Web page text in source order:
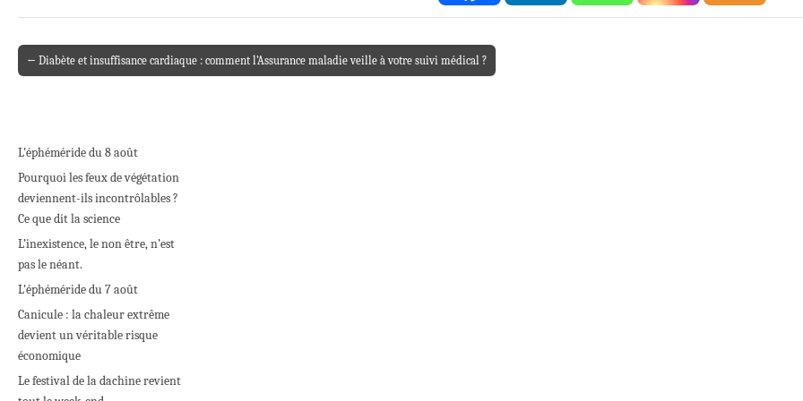
Post navigation
← Diabète et insuffisance cardiaque : comment l’Assurance maladie veille à votre suivi médical ?
L’éphéméride du 8 août
Pourquoi les feux de végétation
deviennent-ils incontrôlables ?
Ce que dit la science
L’inexistence, le non être, n’est
pas le néant.
L’éphéméride du 7 août
Canicule : la chaleur extrême
devient un véritable risque
économique
Le festival de la dachine revient